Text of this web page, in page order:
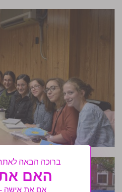
ברוכה הבאה
האם
אם את אישה -